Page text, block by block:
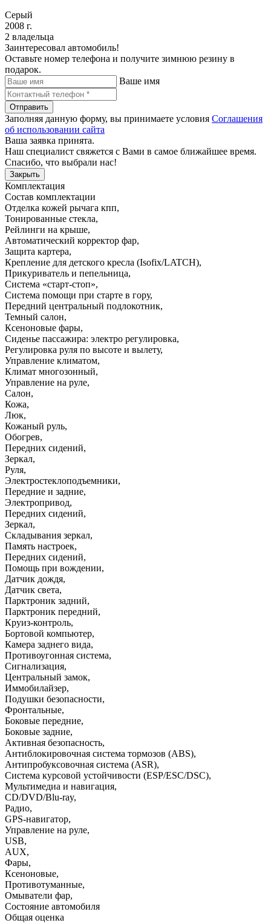
Серый
2008 г.
2 владельца
Заинтересовал автомобиль!
Оставьте номер телефона и получите зимнюю резину в
подарок.
Ваше имя
Отправить
Заполняя данную форму, вы принимаете условия Соглашения
об использовании сайта
Ваша заявка принята.
Наш специалист свяжется с Вами в самое ближайшее время.
Спасибо, что выбрали нас!
Закрыть
Комплектация
Состав комплектации
Отделка кожей рычага кпп,
Тонированные стекла,
Рейлинги на крыше,
Автоматический корректор фар,
Защита картера,
Крепление для детского кресла (Isofix/LATCH),
Прикуриватель и пепельница,
Система «старт-стоп»,
Система помощи при старте в гору,
Передний центральный подлокотник,
Темный салон,
Ксеноновые фары,
Сиденье пассажира: электро регулировка,
Регулировка руля по высоте и вылету,
Управление климатом,
Климат многозонный,
Управление на руле,
Салон,
Кожа,
Люк,
Кожаный руль,
Обогрев,
Передних сидений,
Зеркал,
Руля,
Электростеклоподъемники,
Передние и задние,
Электропривод,
Передних сидений,
Зеркал,
Складывания зеркал,
Память настроек,
Передних сидений,
Помощь при вождении,
Датчик дождя,
Датчик света,
Парктроник задний,
Парктроник передний,
Круиз-контроль,
Бортовой компьютер,
Камера заднего вида,
Противоугонная система,
Сигнализация,
Центральный замок,
Иммобилайзер,
Подушки безопасности,
Фронтальные,
Боковые передние,
Боковые задние,
Активная безопасность,
Антиблокировочная система тормозов (ABS),
Антипробуксовочная система (ASR),
Система курсовой устойчивости (ESP/ESC/DSC),
Мультимедиа и навигация,
CD/DVD/Blu-ray,
Радио,
GPS-навигатор,
Управление на руле,
USB,
AUX,
Фары,
Ксеноновые,
Противотуманные,
Омыватели фар,
Состояние автомобиля
Общая оценка